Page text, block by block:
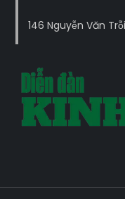
146 Nguyễn Văn